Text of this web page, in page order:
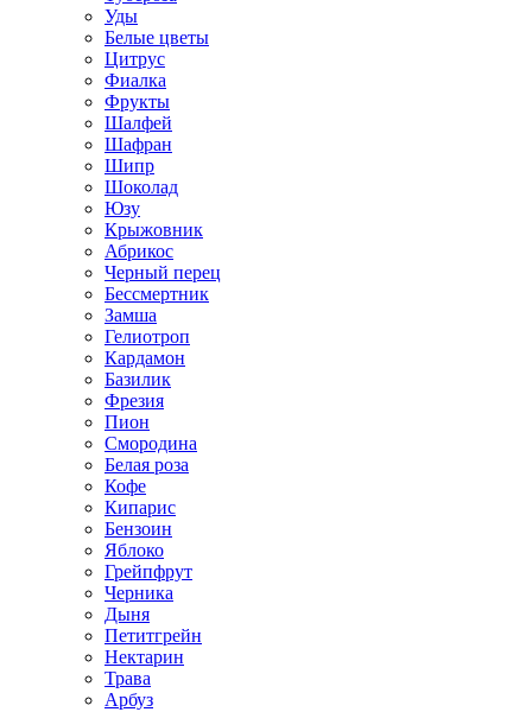
Уды
Белые цветы
Цитрус
Фиалка
Фрукты
Шалфей
Шафран
Шипр
Шоколад
Юзу
Крыжовник
Абрикос
Черный перец
Бессмертник
Замша
Гелиотроп
Кардамон
Базилик
Фрезия
Пион
Смородина
Белая роза
Кофе
Кипарис
Бензоин
Яблоко
Грейпфрут
Черника
Дыня
Петитгрейн
Нектарин
Трава
Арбуз